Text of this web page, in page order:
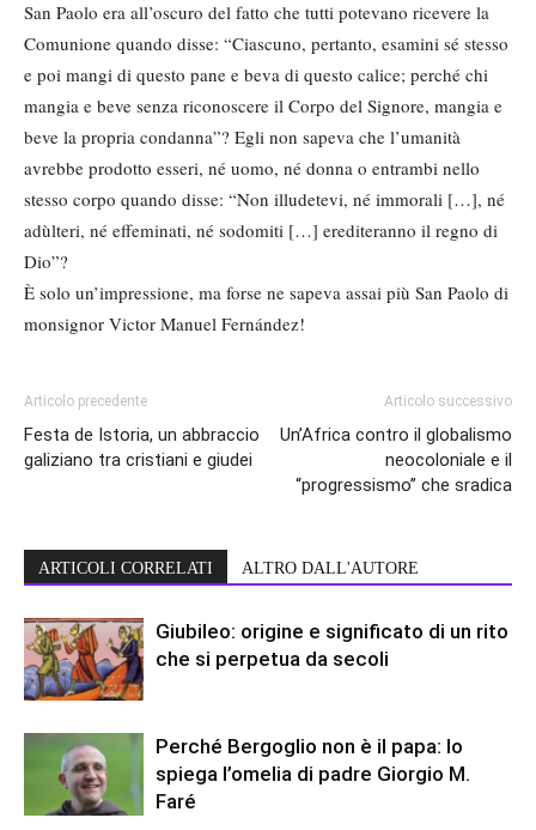
San Paolo era all’oscuro del fatto che tutti potevano ricevere la
Comunione quando disse: “Ciascuno, pertanto, esamini sé stesso
e poi mangi di questo pane e beva di questo calice; perché chi
mangia e beve senza riconoscere il Corpo del Signore, mangia e
beve la propria condanna”? Egli non sapeva che l’umanità
avrebbe prodotto esseri, né uomo, né donna o entrambi nello
stesso corpo quando disse: “Non illudetevi, né immorali […], né
adùlteri, né effeminati, né sodomiti […] erediteranno il regno di
Dio”?
È solo un’impressione, ma forse ne sapeva assai più San Paolo di
monsignor Victor Manuel Fernández!
Articolo precedente
Festa de Istoria, un abbraccio
galiziano tra cristiani e giudei
Articolo successivo
Un’Africa contro il globalismo
neocoloniale e il
“progressismo” che sradica
ARTICOLI CORRELATI ALTRO DALL'AUTORE
Giubileo: origine e significato di un rito
che si perpetua da secoli
Perché Bergoglio non è il papa: lo
spiega l’omelia di padre Giorgio M.
Faré